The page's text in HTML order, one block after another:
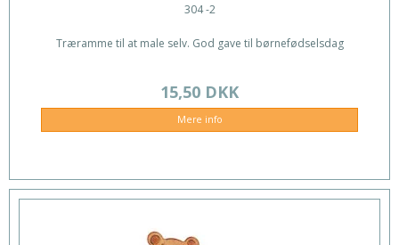
304 -2
Træramme til at male selv. God gave til børnefødselsdag
15,50 DKK
Mere info